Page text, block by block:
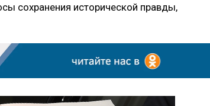
сохранения исторической правды,